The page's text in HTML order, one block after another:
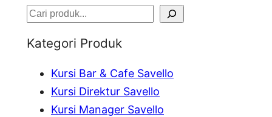
S
Kategori Produk
Kursi Bar & Cafe Savello
Kursi Direktur Savello
Kursi Manager Savello